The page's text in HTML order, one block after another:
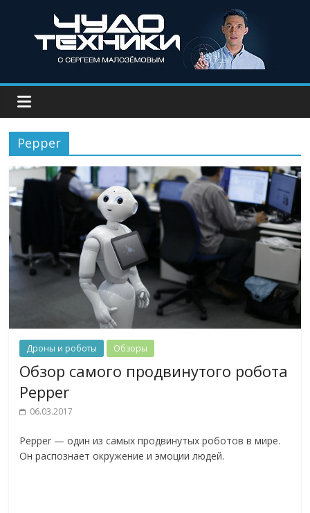
Pepper
Дроны и роботы Обзоры
Обзор самого продвинутого робота
Pepper
06.03.2017
Pepper — один из самых продвинутых роботов в мире.
Он распознает окружение и эмоции людей.